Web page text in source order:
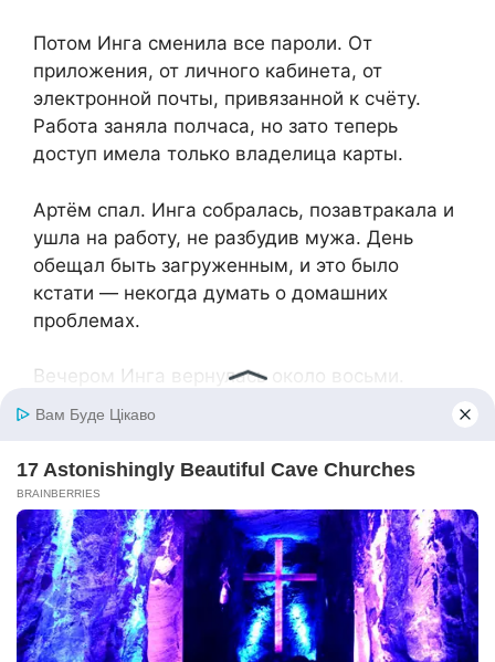
Потом Инга сменила все пароли. От
приложения, от личного кабинета, от
электронной почты, привязанной к счёту.
Работа заняла полчаса, но зато теперь
доступ имела только владелица карты.
Артём спал. Инга собралась, позавтракала и
ушла на работу, не разбудив мужа. День
обещал быть загруженным, и это было
кстати — некогда думать о домашних
проблемах.
Вечером Инга вернулась около восьми.
Артём сидел на диване с мрачным лицом, в
— Инга, что происходит? Мама пыталась
расплатиться картой, а её не принимают!
Говорят, карта заблокирована!
Инга сняла туфли, повесила куртку. Прошла
на кухню, налила воды, выпила медленно.
Артём топтался рядом, нервничая.